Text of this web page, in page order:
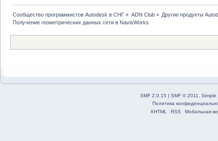
Сообщество программистов Autodesk в СНГ » ADN Club» Другие продукты
Получение геометрических данных сети в NavisWorks
SMF 2.0.15 | SMF © 2011
Simple
Политика
XHTML
RSS Мобильная